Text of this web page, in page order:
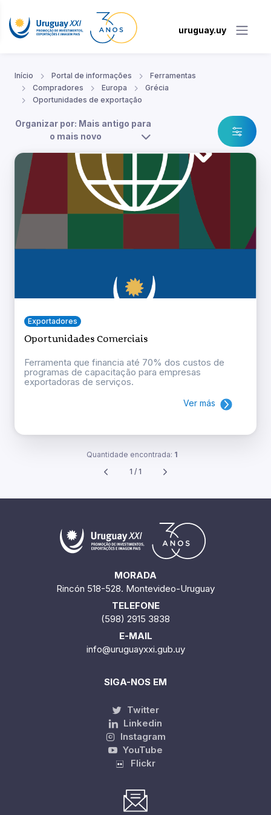
uruguay.uy
Início Portal de informações
Ferramentas
Compradores
Europa
Grécia
Oportunidades de exportação
Organizar por: Mais antigo para
o mais novo
Exportadores
Oportunidades Comerciais
Ferramenta que financia até 70% dos custos de
programas de capacitação para empresas
exportadoras de serviços.
Ver más
Quantidade encontrada: 1
1 / 1
MORADA
Rincón 518-528. Montevideo-Uruguay
TELEFONE
(598) 2915 3838
E-MAIL
info@uruguayxxi.gub.uy
SIGA-NOS EM
Twitter
Linkedin
Instagram
YouTube
Flickr